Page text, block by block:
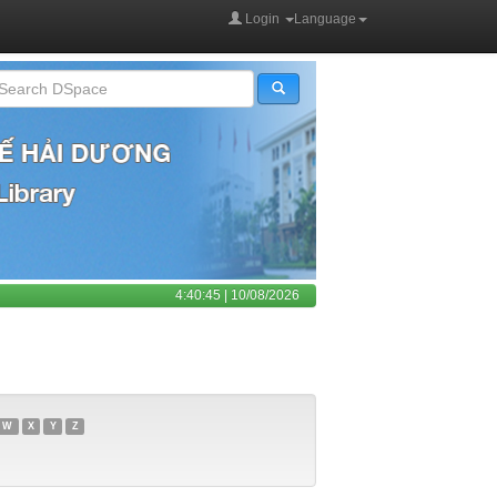
Language
Login
4:40:45 | 10/08/2026
W X Y Z